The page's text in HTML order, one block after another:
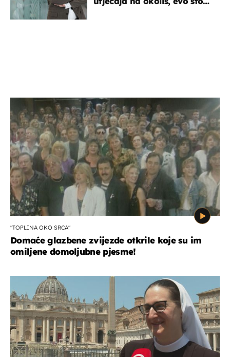
"TOPLINA OKO SRCA"
Domaće glazbene zvijezde otkrile koje su im
omiljene domoljubne pjesme!